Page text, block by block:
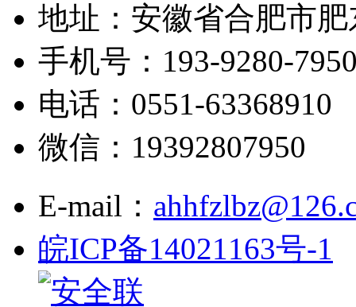
地址：安徽省合肥市
手机号：193-9280-
电话：0551-63368910
微信：19392807950
E-mail：
皖ICP备14021163号-1